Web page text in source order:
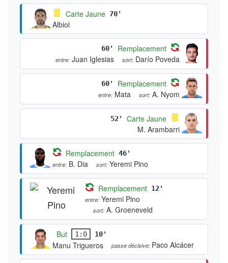
Carte Jaune 70'
Albiol
60' Remplacement
entre: Juan Iglesias sort: Darío Poveda
60' Remplacement
entre: Mata sort: A. Nyom
52'
Carte Jaune
M. Arambarri
Remplacement 46'
entre: B. Dia sort: Yeremi Pino
Remplacement 12'
entre: Yeremi Pino
sort: A. Groeneveld
But 1:0 10'
Manu Trigueros passe décisive: Paco Alcácer